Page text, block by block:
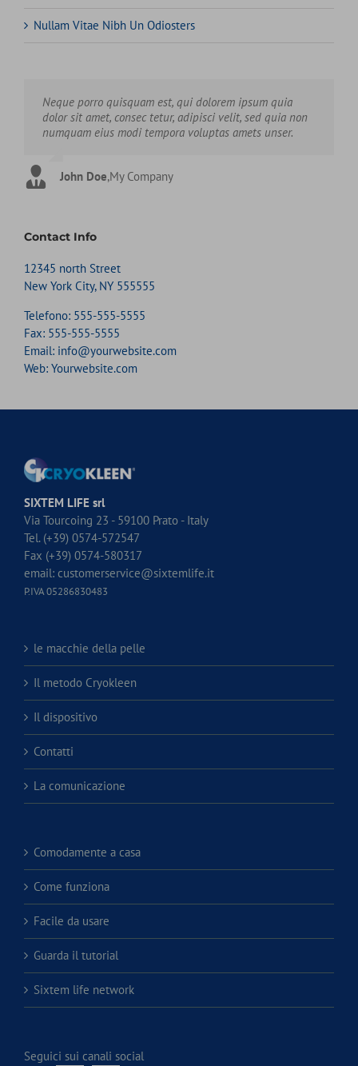
Nullam Vitae Nibh Un Odiosters
Neque porro quisquam est, qui dolorem ipsum quia
dolor sit amet, consec tetur, adipisci velit, sed quia non
numquam eius modi tempora voluptas amets unser.
John Doe,My Company
Aliquam erat volutpat. Quisque at est id ligula facilisis
laoreet eget pulvinar nibh. Suspendisse at ultrices dui.
Curabitur ac felis arcu sadips ipsums fugiats nemis.
Luke Beck,Theme Fusion
Contact Info
12345 north Street
New York City, NY 555555
Telefono: 555-555-5555
Fax: 555-555-5555
Email: info@yourwebsite.com
Web: Yourwebsite.com
SIXTEM LIFE srl
Via Tourcoing 23 - 59100 Prato - Italy
Tel. (+39) 0574-572547
Fax (+39) 0574-580317
email: customerservice@sixtemlife.it
P.IVA 05286830483
le macchie della pelle
Il metodo Cryokleen
Il dispositivo
Contatti
La comunicazione
Comodamente a casa
Come funziona
Facile da usare
Guarda il tutorial
Sixtem life network
Seguici sui canali social